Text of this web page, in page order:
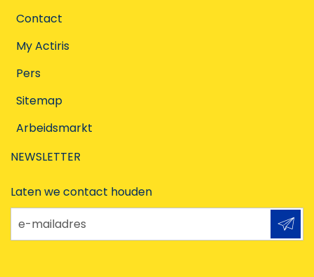
Contact
My Actiris
Pers
Sitemap
Arbeidsmarkt
NEWSLETTER
Laten we contact houden
e-mailadres